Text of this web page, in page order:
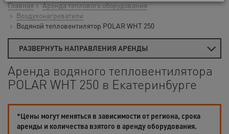
Главная
Аренда теплового оборудования
Воздухонагреватели
Водяной тепловентилятор POLAR WHT 250
РАЗВЕРНУТЬ НАПРАВЛЕНИЯ АРЕНДЫ
Аренда водяного тепловентилятора
POLAR WHT 250 в Екатеринбурге
*Цены могут меняться в зависимости от региона, срока
аренды и количества взятого в аренду оборудования.